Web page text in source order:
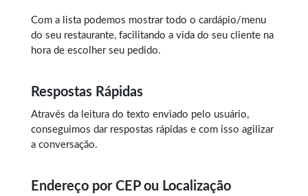
Com a lista podemos mostrar todo o cardápio/menu
do seu restaurante, facilitando a vida do seu cliente na
hora de escolher seu pedido.
Respostas Rápidas
Através da leitura do texto enviado pelo usuário,
conseguimos dar respostas rápidas e com isso agilizar
a conversação.
Endereço por CEP ou Localização